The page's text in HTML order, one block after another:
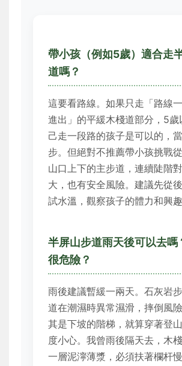
帶小孩（例如5歲）適合走
道嗎？
這要看路線。如果只走「路線
進出」的平緩木棧道部分，5歲
己走一段路的孩子是可以的，
步。但絕對不推薦帶小孩挑戰
山口上下的主步道，連續陡階
大，也有安全風險。建議先從
試水溫，觀察孩子的體力和興趣
半屏山步道雨天後可以去嗎
很危險？
雨後建議暫緩一兩天。石灰岩
道在潮濕時異常濕滑，摔倒風
其是下坡的階梯，就算穿著登
度小心。我曾雨後隔天去，木
一層泥濘薄漿，必須扶著欄杆